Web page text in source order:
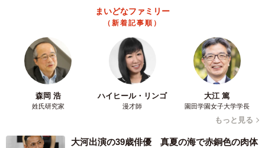
ど、悲しい出来事が続いた年でした。その年に政府をはじ
か、どのような対策をとったのかを10年、20年、50年後の
人々に紹介する資料の一つと考えました」
―他の収蔵品は
「当館では、県内で開催されたイベントの関連グッズや看
板など、市民の生活や世相をあらわすような物を収蔵し、
まいどなファミリー
（新着記事順）
森岡 浩
姓氏研究家
ハイヒール・リンゴ
漫才師
大江 篤
園田学園女子大学学長
もっと見る
大河出演の39歳俳優 真夏の海で赤銅色の肉体